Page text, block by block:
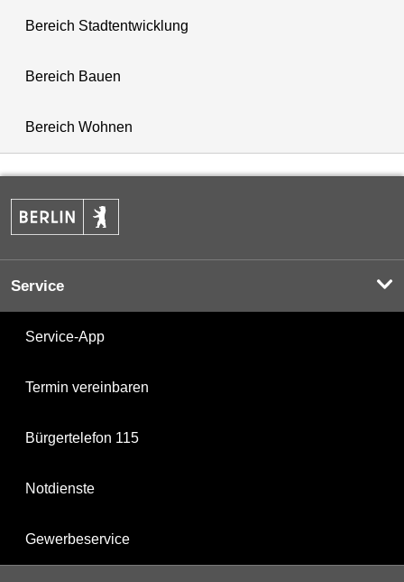
Bereich Stadtentwicklung
Bereich Bauen
Bereich Wohnen
Service
Service-App
Termin vereinbaren
Bürgertelefon 115
Notdienste
Gewerbeservice